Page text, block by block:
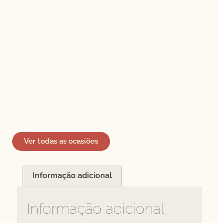
Ver todas as ocasiões
Informação adicional
Informação adicional